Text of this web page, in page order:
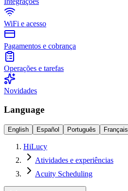
WiFi e acesso
Pagamentos e cobrança
Operações e tarefas
Novidades
Language
English Español Português Français
HiLucy
Atividades e experiências
Acuity Scheduling